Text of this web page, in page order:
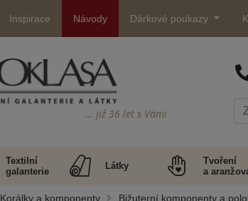
Inspirace Návody Dárkové poukazy
… již 36 let s Vámi
Textilní
galanterie
Látky
Tvoření
a
Korálky a komponenty Bižuterní komponenty a